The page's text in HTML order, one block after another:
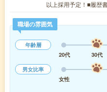
以上採用予定！■履歴
職場の雰囲気
年齢層
20代
30代
男女比率
女性